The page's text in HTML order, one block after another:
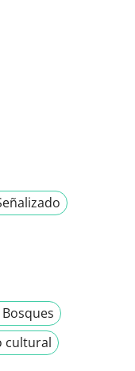
Bosques
cultural